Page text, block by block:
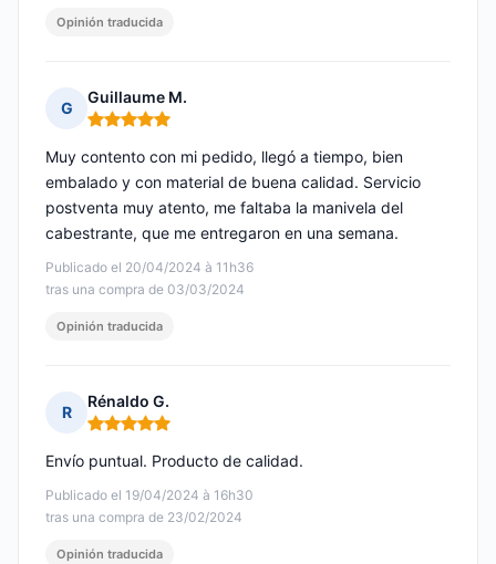
Opinión traducida
G
Guillaume M.
Nota: 5 de 5
Publicado el 20/04/2024 à 11h36
tras una compra de 03/03/2024
Muy contento con mi pedido, llegó a tiempo, bien
embalado y con material de buena calidad. Servicio
postventa muy atento, me faltaba la manivela del
cabestrante, que me entregaron en una semana.
Opinión traducida
R
Rénaldo G.
Nota: 5 de 5
Publicado el 19/04/2024 à 16h30
tras una compra de 23/02/2024
Envío puntual. Producto de calidad.
Opinión traducida